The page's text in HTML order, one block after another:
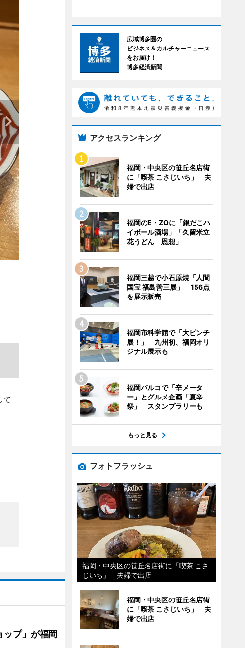
て
プ」が福岡
広域博多圏の
ビジネス＆カルチャーニュース
をお届け！
博多経済新聞
アクセスランキング
福岡・中央区の笹丘名店街
に「喫茶 こさじいち」 夫
婦で出店
福岡のE・ZOに「銀だこハ
イボール酒場」「久留米立
花うどん 恩想」
福岡三越で小石原焼「人間
国宝 福島善三展」 156点
を展示販売
福岡市科学館で「大ピンチ
展！」 九州初、福岡オリ
ジナル展示も
福岡パルコで「辛メータ
ー」とグルメ企画「夏辛
祭」 スタンプラリーも
もっと見る
フォトフラッシュ
福岡・中央区の笹丘名店街に「喫茶 こさ
じいち」 夫婦で出店
福岡・中央区の笹丘名店街
に「喫茶 こさじいち」 夫
婦で出店